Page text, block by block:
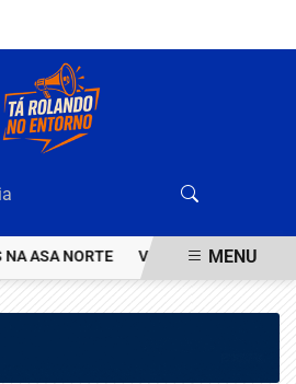
NORTE VEJA QUEM ÉO VALENTÃO
MENU